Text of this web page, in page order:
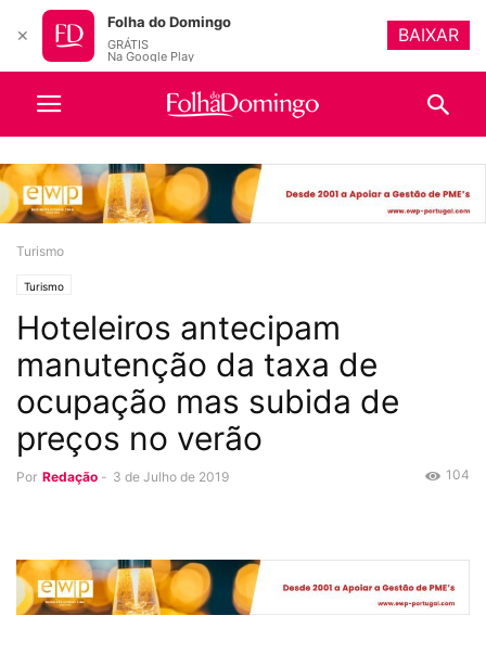
Turismo
Turismo
Hoteleiros antecipam
manutenção da taxa de
ocupação mas subida de
preços no verão
Por Redação - 3 de Julho de 2019 104
✕
Folha do Domingo
GRÁTIS
Na Google Play
BAIXAR